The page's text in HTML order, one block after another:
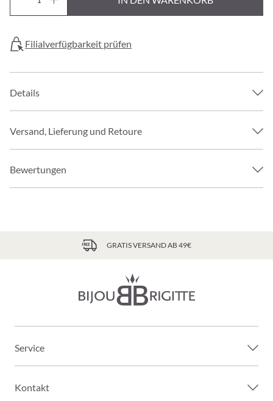
Filialverfügbarkeit prüfen
Details
Versand, Lieferung und Retoure
Bewertungen
GRATIS VERSAND AB 49€
Service
Kontakt